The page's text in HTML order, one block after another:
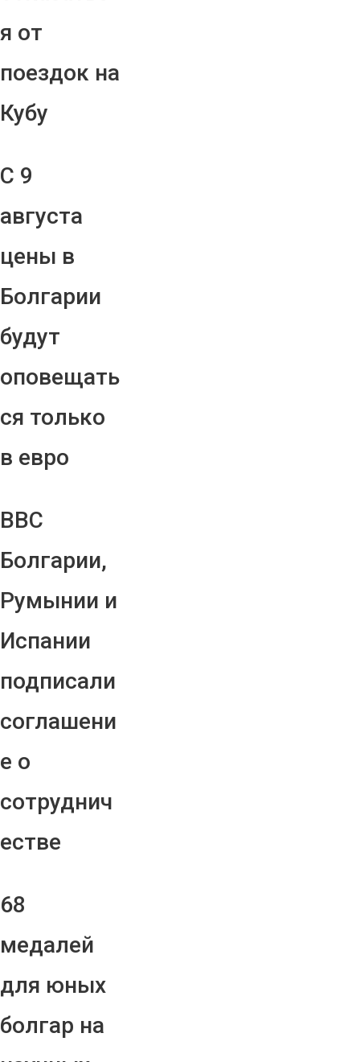
я от
поездок на
Кубу
С 9
августа
цены в
Болгарии
будут
оповещать
ся только
в евро
ВВС
Болгарии,
Румынии и
Испании
подписали
соглашени
е о
сотруднич
естве
68
медалей
для юных
болгар на